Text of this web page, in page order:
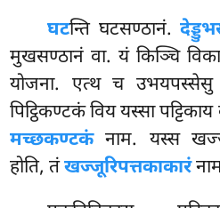
घटन्ति घटसण्ठानं.
मुखसण्ठानं वा. यं किञ्चि
योजना. एत्थ च उभयपस्सेसु
पिट्ठिकण्टकं विय यस्सा
मच्छकण्टकंनाम. यस्स
होति, तंखज्जूरिपत्तकाकारं